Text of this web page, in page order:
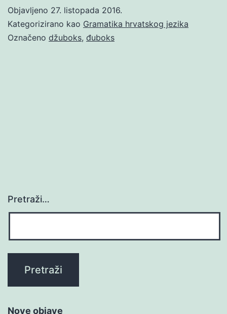
Objavljeno 27. listopada 2016.
Kategorizirano kao Gramatika hrvatskog jezika
Označeno džuboks, đuboks
Pretraži…
Nove objave